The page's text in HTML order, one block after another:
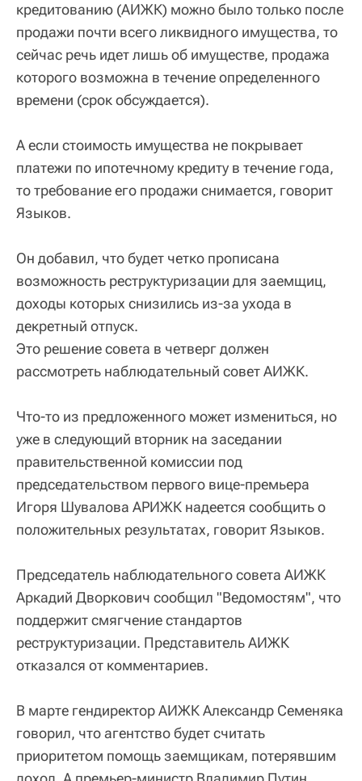
кредитованию (АИЖК) можно было только после
продажи почти всего ликвидного имущества, то
сейчас речь идет лишь об имуществе, продажа
которого возможна в течение определенного
времени (срок обсуждается).
А если стоимость имущества не покрывает
платежи по ипотечному кредиту в течение года,
то требование его продажи снимается, говорит
Языков.
Он добавил, что будет четко прописана
возможность реструктуризации для заемщиц,
доходы которых снизились из-за ухода в
декретный отпуск.
Это решение совета в четверг должен
рассмотреть наблюдательный совет АИЖК.
Что-то из предложенного может измениться, но
уже в следующий вторник на заседании
правительственной комиссии под
председательством первого вице-премьера
Игоря Шувалова АРИЖК надеется сообщить о
положительных результатах, говорит Языков.
Председатель наблюдательного совета АИЖК
Аркадий Дворкович сообщил "Ведомостям", что
поддержит смягчение стандартов
реструктуризации. Представитель АИЖК
отказался от комментариев.
В марте гендиректор АИЖК Александр Семеняка
говорил, что агентство будет считать
приоритетом помощь заемщикам, потерявшим